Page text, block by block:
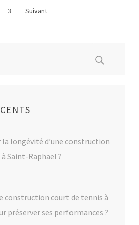
Page
3 Suivant
longévité d’une construction
Saint-Raphaël ?
construction court de tennis à
préserver ses performances ?